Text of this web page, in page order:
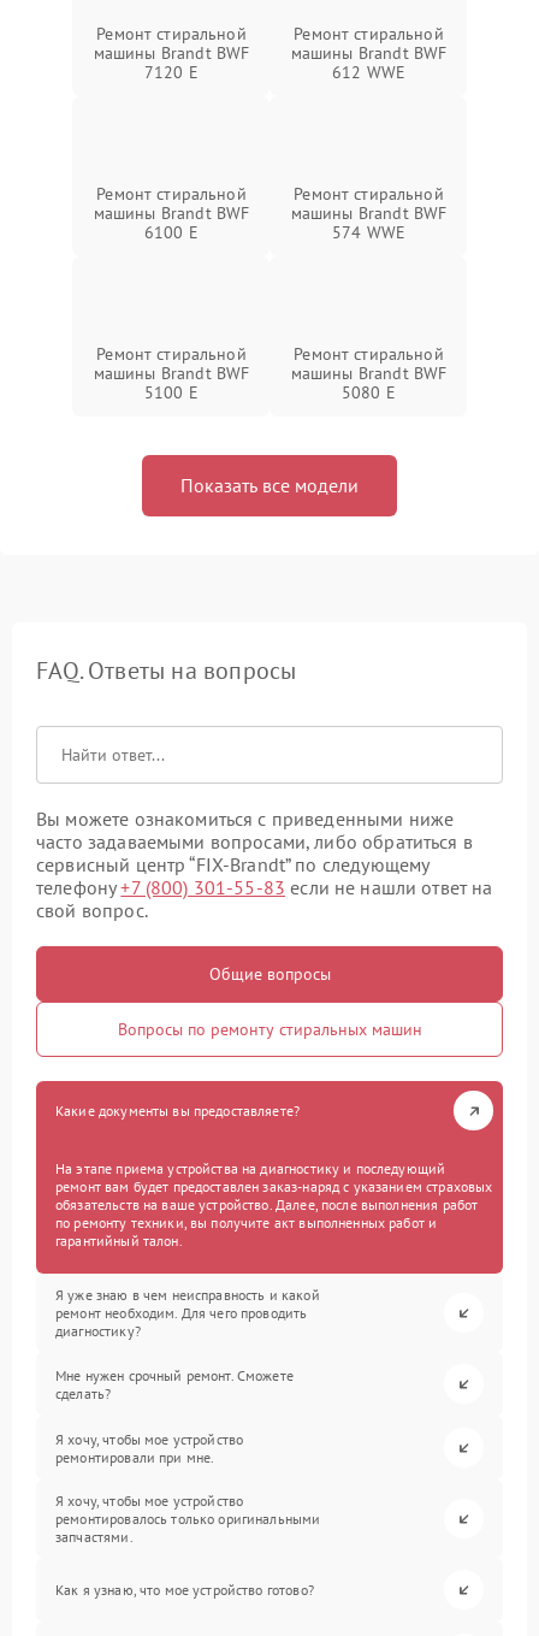
Ремонт стиральной
машины Brandt BWF
7120 E
Ремонт стиральной
машины Brandt BWF
612 WWE
Ремонт стиральной
машины Brandt BWF
6100 E
Ремонт стиральной
машины Brandt BWF
574 WWE
Ремонт стиральной
машины Brandt BWF
5100 E
Ремонт стиральной
машины Brandt BWF
5080 E
Показать все модели
FAQ. Ответы на вопросы
Вы можете ознакомиться с приведенными ниже
часто задаваемыми вопросами, либо обратиться в
сервисный центр “FIX-Brandt” по следующему
телефону+7 (800) 301-55-83 если не нашли ответ на
свой вопрос.
Общие вопросы
Вопросы по ремонту стиральных машин
Какие документы вы предоставляете?
На этапе приема устройства на диагностику и последующий
ремонт вам будет предоставлен заказ-наряд с указанием страховых
обязательств на ваше устройство. Далее, после выполнения работ
по ремонту техники, вы получите акт выполненных работ и
гарантийный талон.
Я уже знаю в чем неисправность и какой
ремонт необходим. Для чего проводить
диагностику?
Мне нужен срочный ремонт. Сможете
сделать?
Я хочу, чтобы мое устройство
ремонтировали при мне.
Я хочу, чтобы мое устройство
ремонтировалось только оригинальными
запчастями.
Как я узнаю, что мое устройство готово?